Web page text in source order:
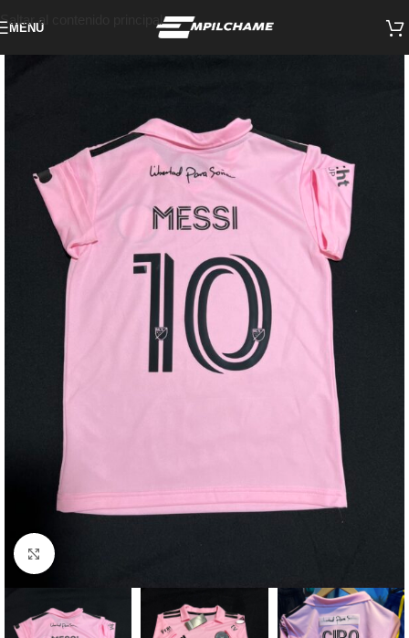
Saltar al contenido principal
MENÚ
Haga clic para ampliar